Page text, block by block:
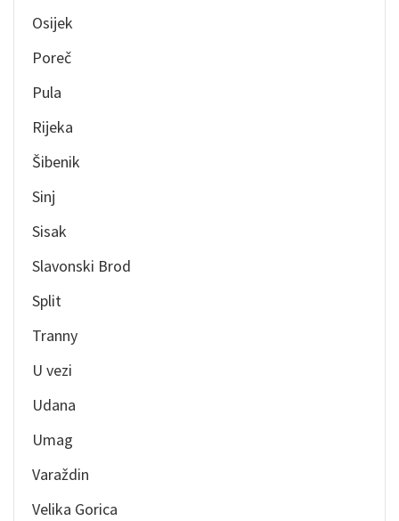
Osijek
Poreč
Pula
Rijeka
Šibenik
Sinj
Sisak
Slavonski Brod
Split
Tranny
U vezi
Udana
Umag
Varaždin
Velika Gorica